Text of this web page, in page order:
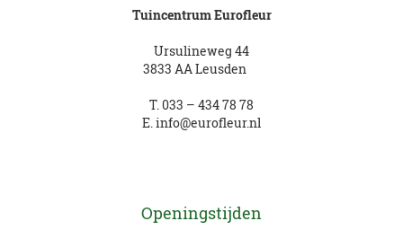
Tuincentrum Eurofleur
Ursulineweg 44
3833 AA Leusden
T.033 – 434 78 78
E.info@eurofleur.nl
Openingstijden